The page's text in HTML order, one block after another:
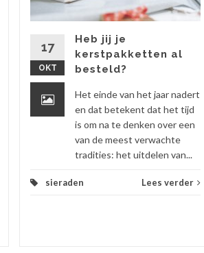
17
OKT
Heb jij je
kerstpakketten al
besteld?
Het einde van het jaar nadert
en dat betekent dat het tijd
is om na te denken over een
van de meest verwachte
tradities: het uitdelen van...
sieraden Lees verder